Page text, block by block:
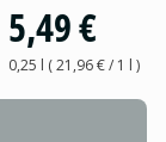
5,49 €
0,25 l (21,96 €/ 1 l )